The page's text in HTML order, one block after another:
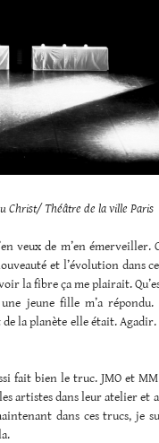
Christ/ Théâtre de la ville Paris
veux de m’en émerveiller.
et l’évolution dans
la fibre ça me plairait.
jeune fille m’a répondu.
la planète elle était. Agadir.
fait bien le truc. JMO et
artistes dans leur atelier et
dans ces trucs, je